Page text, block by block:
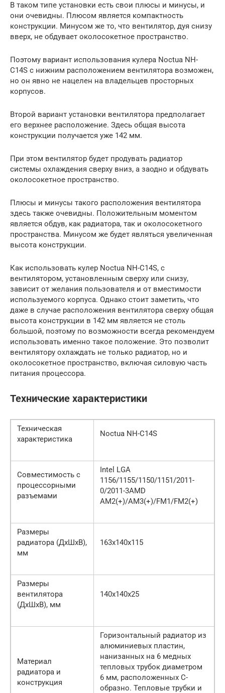
В таком типе установки есть свои плюсы и минусы, и
они очевидны. Плюсом является компактность
конструкции. Минусом же то, что вентилятор, дуя снизу
вверх, не обдувает околосокетное пространство.
Поэтому вариант использования кулера Noctua NH-
C14S с нижним расположением вентилятора возможен,
но он явно не нацелен на владельцев просторных
корпусов.
Второй вариант установки вентилятора предполагает
его верхнее расположение. Здесь общая высота
конструкции получается уже 142 мм.
При этом вентилятор будет продувать радиатор
системы охлаждения сверху вниз, а заодно и обдувать
околосокетное пространство.
Плюсы и минусы такого расположения вентилятора
здесь также очевидны. Положительным моментом
является обдув, как радиатора, так и околосокетного
пространства. Минусом же будет являться увеличенная
высота конструкции.
Как использовать кулер Noctua NH-C14S, с
вентилятором, установленным сверху или снизу,
зависит от желания пользователя и от вместимости
используемого корпуса. Однако стоит заметить, что
даже в случае расположения вентилятора сверху общая
высота конструкции в 142 мм является не столь
большой, поэтому по возможности всегда рекомендуем
использовать именно такое положение. Это позволит
вентилятору охлаждать не только радиатор, но и
околосокетное пространство, включая силовую часть
питания процессора.
Технические характеристики
Техническая
характеристика
Noctua NH-C14S
Совместимость с
процессорными
разъемами
Intel LGA
1156/1155/1150/1151/2011-
0/2011-3AMD
AM2(+)/AM3(+)/FM1/FM2(+)
Размеры
радиатора (ДхШхВ),
мм
163х140х115
Размеры
вентилятора
(ДхШхВ), мм
140х140х25
Материал
радиатора и
конструкция
Горизонтальный радиатор из
алюминиевых пластин,
нанизанных на 6 медных
тепловых трубок диаметром
6 мм, расположенных C-
образно. Тепловые трубки и